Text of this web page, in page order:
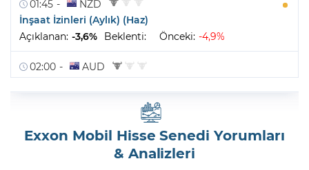
Exxon Mobil Hisse Senedi Yorumları
& Analizleri